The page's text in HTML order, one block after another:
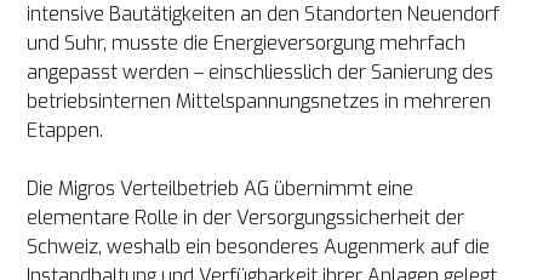
intensive Bautätigkeiten an den Standorten Neuendorf
und Suhr, musste die Energieversorgung mehrfach
angepasst werden – einschliesslich der Sanierung des
betriebsinternen Mittelspannungsnetzes in mehreren
Etappen.
Die Migros Verteilbetrieb AG übernimmt eine
elementare Rolle in der Versorgungssicherheit der
Schweiz, weshalb ein besonderes Augenmerk auf die